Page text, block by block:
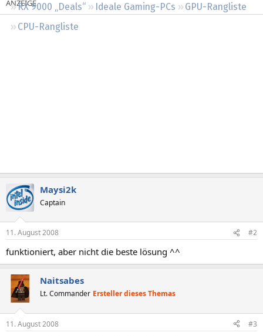
RX 9000 „Deals“
Ideale Gaming-PCs
GPU-Rangliste
CPU-Rangliste
Maysi2k
Captain
11. August 2008 #2
funktioniert, aber nicht die beste lösung ^^
Naitsabes
Lt. Commander Ersteller dieses Themas
11. August 2008 #3